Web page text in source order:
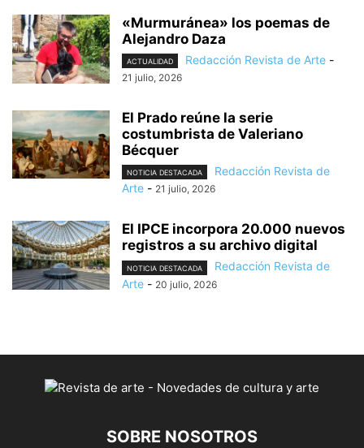
«Murmuránea» los poemas de
Alejandro Daza
ACTUALIDAD Redacción Revista de Arte -
21 julio, 2026
El Prado reúne la serie
costumbrista de Valeriano
Bécquer
NOTICIA DESTACADA
Redacción Revista de
Arte - 21 julio, 2026
El IPCE incorpora 20.000 nuevos
registros a su archivo digital
NOTICIA DESTACADA
Redacción Revista de
Arte - 20 julio, 2026
SOBRE NOSOTROS